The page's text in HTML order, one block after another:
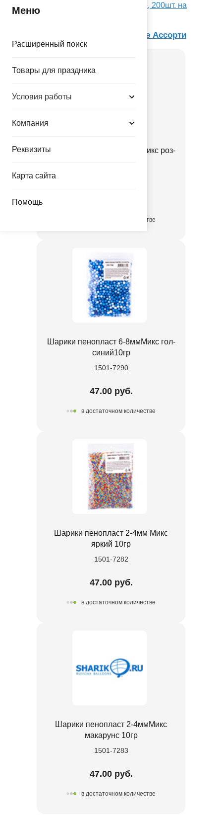
Меню
Расширенный поиск
Товары для праздника
Условия работы
Компания
Реквизиты
Карта сайта
Помощь
Посмотреть 10" Неон ассорти в банке, 200шт. на
Портале оптовых закупок
Многоцветное Ассорти
Шарики пенопласт 6-8ммМикс роз-
в достаточном количестве
Шарики пенопласт 6-8ммМикс гол-
синий10гр
1501-7290
47.00 руб.
в достаточном количестве
Шарики пенопласт 2-4мм Микс
яркий 10гр
1501-7282
47.00 руб.
в достаточном количестве
Шарики пенопласт 2-4ммМикс
макарунс 10гр
1501-7283
47.00 руб.
в достаточном количестве